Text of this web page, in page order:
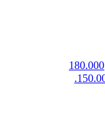
قیمت اصلی: تومان180.000